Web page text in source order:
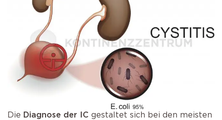
Die Diagnose der IC gestaltet sich bei den meisten